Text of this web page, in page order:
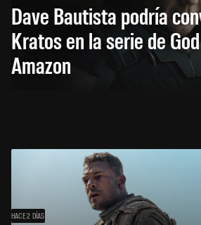
Dave Bautista podría
Kratos en la serie de
Amazon
HACE 2 DÍAS